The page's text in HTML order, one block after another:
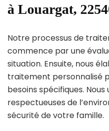
à Louargat,
Notre processus de
commence par une
situation. Ensuite, nous
traitement personnalisé
besoins spécifiques.
respectueuses de
sécurité de votre famille.